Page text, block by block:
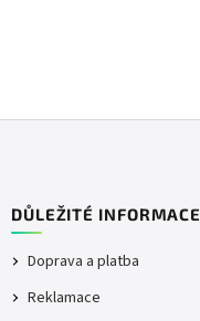
DŮLEŽITÉ INFORMACE
Doprava a platba
Reklamace